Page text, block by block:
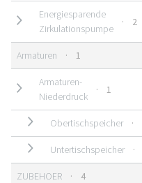
Energiesparende
Zirkulationspumpe
2
Armaturen 1
Armaturen-
Niederdruck
1
Obertischspeicher
Untertischspeicher
ZUBEHOER 44 Produkte